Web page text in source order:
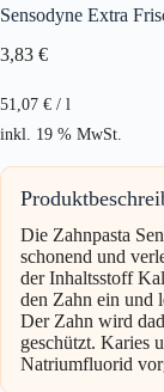
Sensodyne Extra
3,83 €
51,07 € / l
inkl. 19 % MwSt.
Die Zahnpasta
schonend und
der Inhaltsstoff
den Zahn ein und
Der Zahn wird
geschützt. Karies
Natriumfluorid